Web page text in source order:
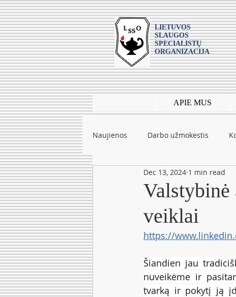
LIETUVOS
SLAUGOS
SPECIALISTŲ
ORGANIZACIJA
APIE MUS
Naujienos Darbo užmokestis
mokslas
Valstybinė
veiklai
Dec 13, 2024 1 min read
https://
Šiandien jau
nuveikėme ir
tvarką ir pokytį ją